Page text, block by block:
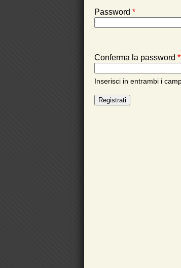
Password *
Conferma la password *
Inserisci in entrambi i